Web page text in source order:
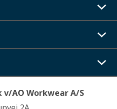
AO Workwear A/S